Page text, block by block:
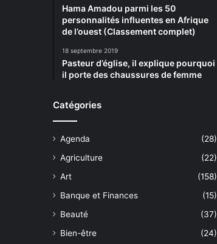
Hama Amadou parmi les 50
personnalités influentes en Afrique
de l’ouest (Classement complet)
18 septembre 2019
Pasteur d’église, il explique pourquoi
il porte des chaussures de femme
Catégories
Agenda
(28)
Agriculture
(22)
Art
(158)
Banque et Finances
(15)
Beauté
(37)
Bien-être
(24)